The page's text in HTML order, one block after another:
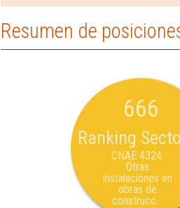
Resumen de
666
Ranking
CNAE 4324:
Otras
instalaciones en
obras de
construcc...